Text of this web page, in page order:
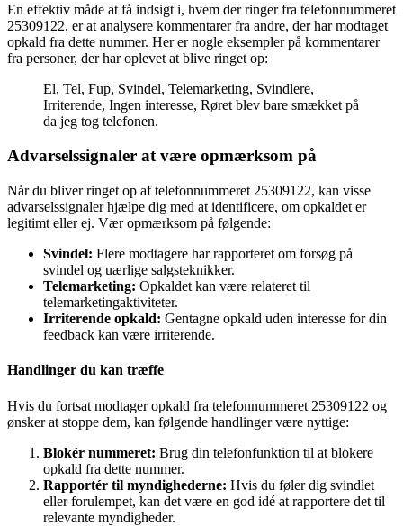
En effektiv måde at få indsigt i, hvem der ringer fra telefonnummeret
25309122, er at analysere kommentarer fra andre, der har modtaget
opkald fra dette nummer. Her er nogle eksempler på kommentarer
fra personer, der har oplevet at blive ringet op:
El, Tel, Fup, Svindel, Telemarketing, Svindlere,
Irriterende, Ingen interesse, Røret blev bare smækket på
da jeg tog telefonen.
Advarselssignaler at være opmærksom på
Når du bliver ringet op af telefonnummeret 25309122, kan visse
advarselssignaler hjælpe dig med at identificere, om opkaldet er
legitimt eller ej. Vær opmærksom på følgende:
Svindel: Flere modtagere har rapporteret om forsøg på
svindel og uærlige salgsteknikker.
Telemarketing: Opkaldet kan være relateret til
telemarketingaktiviteter.
Irriterende opkald: Gentagne opkald uden interesse for din
feedback kan være irriterende.
Handlinger du kan træffe
Hvis du fortsat modtager opkald fra telefonnummeret 25309122 og
ønsker at stoppe dem, kan følgende handlinger være nyttige:
Blokér nummeret: Brug din telefonfunktion til at blokere
opkald fra dette nummer.
Rapportér til myndighederne: Hvis du føler dig svindlet
eller forulempet, kan det være en god idé at rapportere det til
relevante myndigheder.